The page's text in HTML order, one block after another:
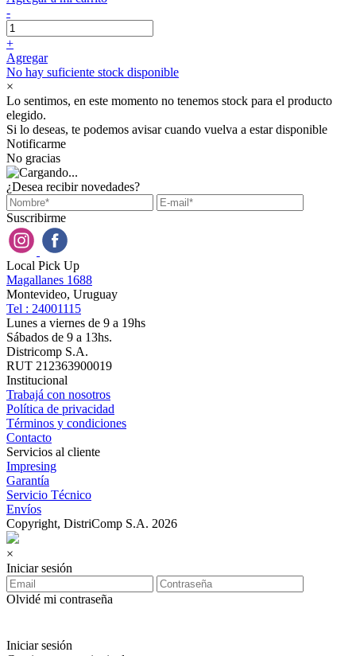
-
+
Agregar
No hay suficiente stock disponible
×
Lo sentimos, en este momento no tenemos stock para el producto
elegido.
Si lo deseas, te podemos avisar cuando vuelva a estar disponible
Notificarme
No gracias
¿Desea recibir novedades?
Suscribirme
Local Pick Up
Magallanes 1688
Montevideo, Uruguay
Tel : 24001115
Lunes a viernes de 9 a 19hs
Sábados de 9 a 13hs.
Districomp S.A.
RUT 212363900019
Institucional
Trabajá con nosotros
Política de privacidad
Términos y condiciones
Contacto
Servicios al cliente
Impresing
Garantía
Servicio Técnico
Envíos
Copyright, DistriComp S.A. 2026
×
Iniciar sesión
Olvidé mi contraseña
Iniciar sesión